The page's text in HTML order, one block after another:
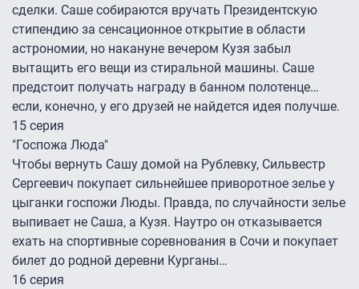
сделки. Саше собираются вручать Президентскую
стипендию за сенсационное открытие в области
астрономии, но накануне вечером Кузя забыл
вытащить его вещи из стиральной машины. Саше
предстоит получать награду в банном полотенце…
если, конечно, у его друзей не найдется идея получше.
15 серия
"Госпожа Люда"
Чтобы вернуть Сашу домой на Рублевку, Сильвестр
Сергеевич покупает сильнейшее приворотное зелье у
цыганки госпожи Люды. Правда, по случайности зелье
выпивает не Саша, а Кузя. Наутро он отказывается
ехать на спортивные соревнования в Сочи и покупает
билет до родной деревни Курганы…
16 серия